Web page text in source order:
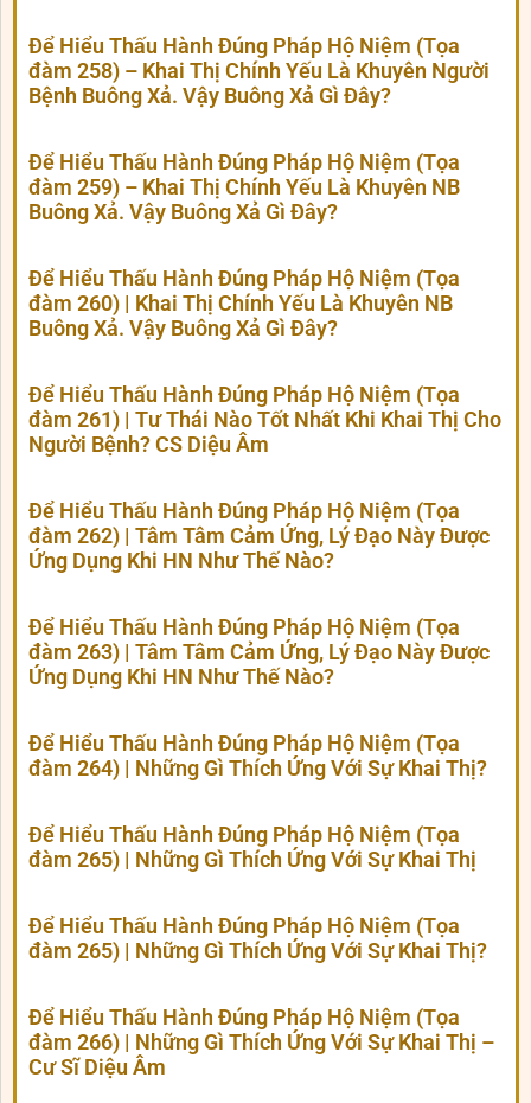
Để Hiểu Thấu Hành Đúng Pháp Hộ Niệm (Tọa
đàm 258) – Khai Thị Chính Yếu Là Khuyên Người
Bệnh Buông Xả. Vậy Buông Xả Gì Đây?
Để Hiểu Thấu Hành Đúng Pháp Hộ Niệm (Tọa
đàm 259) – Khai Thị Chính Yếu Là Khuyên NB
Buông Xả. Vậy Buông Xả Gì Đây?
Để Hiểu Thấu Hành Đúng Pháp Hộ Niệm (Tọa
đàm 260) | Khai Thị Chính Yếu Là Khuyên NB
Buông Xả. Vậy Buông Xả Gì Đây?
Để Hiểu Thấu Hành Đúng Pháp Hộ Niệm (Tọa
đàm 261) | Tư Thái Nào Tốt Nhất Khi Khai Thị Cho
Người Bệnh? CS Diệu Âm
Để Hiểu Thấu Hành Đúng Pháp Hộ Niệm (Tọa
đàm 262) | Tâm Tâm Cảm Ứng, Lý Đạo Này Được
Ứng Dụng Khi HN Như Thế Nào?
Để Hiểu Thấu Hành Đúng Pháp Hộ Niệm (Tọa
đàm 263) | Tâm Tâm Cảm Ứng, Lý Đạo Này Được
Ứng Dụng Khi HN Như Thế Nào?
Để Hiểu Thấu Hành Đúng Pháp Hộ Niệm (Tọa
đàm 264) | Những Gì Thích Ứng Với Sự Khai Thị?
Để Hiểu Thấu Hành Đúng Pháp Hộ Niệm (Tọa
đàm 265) | Những Gì Thích Ứng Với Sự Khai Thị
Để Hiểu Thấu Hành Đúng Pháp Hộ Niệm (Tọa
đàm 265) | Những Gì Thích Ứng Với Sự Khai Thị?
Để Hiểu Thấu Hành Đúng Pháp Hộ Niệm (Tọa
đàm 266) | Những Gì Thích Ứng Với Sự Khai Thị –
Cư Sĩ Diệu Âm